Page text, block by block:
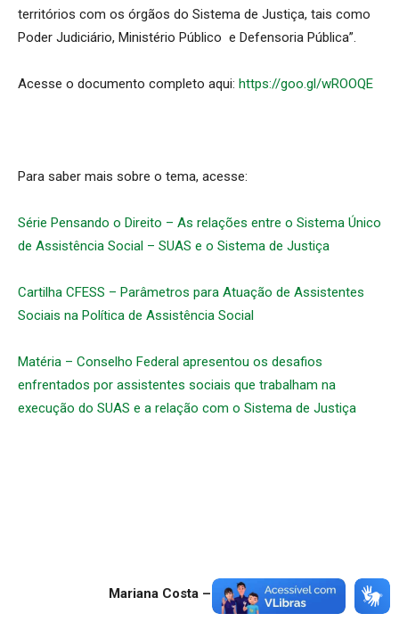
territórios com os órgãos do Sistema de Justiça, tais como
Poder Judiciário, Ministério Público e Defensoria Pública”.
Acesse o documento completo aqui: https://goo.gl/wROOQE
Para saber mais sobre o tema, acesse:
Série Pensando o Direito – As relações entre o Sistema Único
de Assistência Social – SUAS e o Sistema de Justiça
Cartilha CFESS – Parâmetros para Atuação de Assistentes
Sociais na Política de Assistência Social
Matéria – Conselho Federal apresentou os desafios
enfrentados por assistentes sociais que trabalham na
execução do SUAS e a relação com o Sistema de Justiça
Mariana Costa – JP/PB 3569